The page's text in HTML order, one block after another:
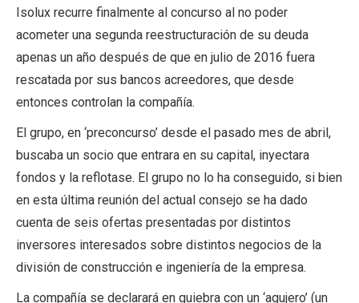
Isolux recurre finalmente al concurso al no poder
acometer una segunda reestructuración de su deuda
apenas un año después de que en julio de 2016 fuera
rescatada por sus bancos acreedores, que desde
entonces controlan la compañía.
El grupo, en ‘preconcurso’ desde el pasado mes de abril,
buscaba un socio que entrara en su capital, inyectara
fondos y la reflotase. El grupo no lo ha conseguido, si bien
en esta última reunión del actual consejo se ha dado
cuenta de seis ofertas presentadas por distintos
inversores interesados sobre distintos negocios de la
división de construcción e ingeniería de la empresa.
La compañía se declarará en quiebra con un ‘agujero’ (un